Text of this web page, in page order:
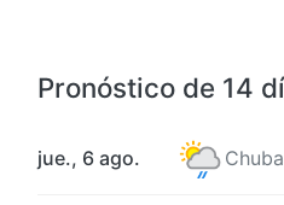
Pronóstico de 14
jue., 6 ago.